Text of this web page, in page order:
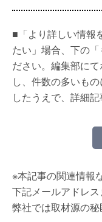
■「より詳しい情報
たい」場合、下の
ださい。編集部に
し、件数の多いも
したうえで、詳細
※本記事の関連情報
下記メールアドレス
弊社では取材源の秘